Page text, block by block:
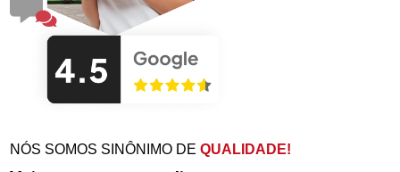
NÓS SOMOS SINÔNIMO DEQUALIDADE!